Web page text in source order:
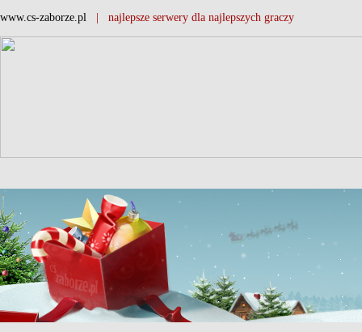
www.cs-zaborze.pl | najlepsze serwery dla najlepszych graczy